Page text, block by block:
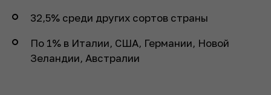
32,5% среди других сортов страны
По 1% в Италии, США, Германии, Новой
Зеландии, Австралии